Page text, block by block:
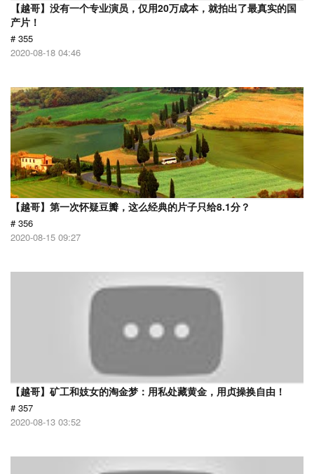
【越哥】没有一个专业演员，仅用20万成本，就拍出了最真实的国
产片！
# 355
2020-08-18 04:46
【越哥】第一次怀疑豆瓣，这么经典的片子只给8.1分？
# 356
2020-08-15 09:27
【越哥】矿工和妓女的淘金梦：用私处藏黄金，用贞操换自由！
# 357
2020-08-13 03:52